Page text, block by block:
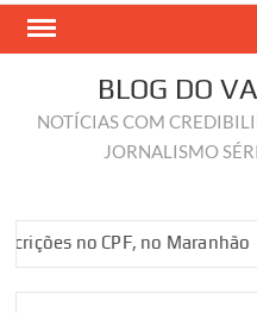
Skip
BLOG DO
NOTÍCIAS COM
JORNALISMO
no CPF, no Maranhão